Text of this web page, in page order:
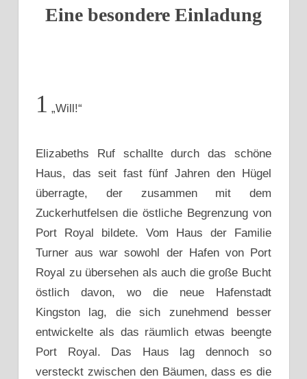
Eine besondere Einladung
1 „Will!“
Elizabeths Ruf schallte durch das schöne
Haus, das seit fast fünf Jahren den Hügel
überragte, der zusammen mit dem
Zuckerhutfelsen die östliche Begrenzung von
Port Royal bildete. Vom Haus der Familie
Turner aus war sowohl der Hafen von Port
Royal zu übersehen als auch die große Bucht
östlich davon, wo die neue Hafenstadt
Kingston lag, die sich zunehmend besser
entwickelte als das räumlich etwas beengte
Port Royal. Das Haus lag dennoch so
versteckt zwischen den Bäumen, dass es die